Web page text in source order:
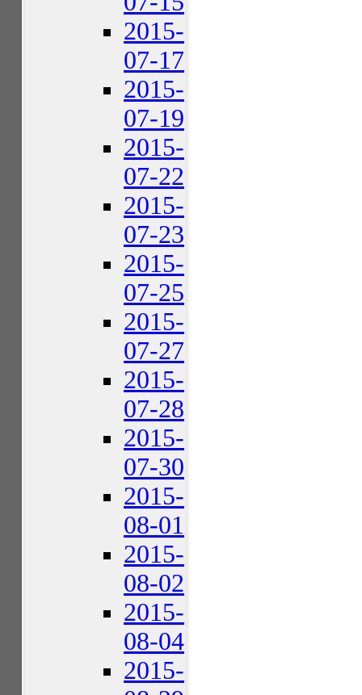
2015-
07-17
2015-
07-19
2015-
07-22
2015-
07-23
2015-
07-25
2015-
07-27
2015-
07-28
2015-
07-30
2015-
08-01
2015-
08-02
2015-
08-04
2015-